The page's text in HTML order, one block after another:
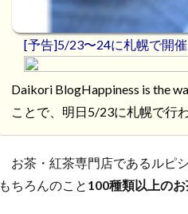
[予告]5/23〜24に札幌で開
Daikori BlogHappiness is the
ことで、明日5/23に札幌で行
お茶・紅茶専門店であるルピ
もちろんのこと 100種類以上の